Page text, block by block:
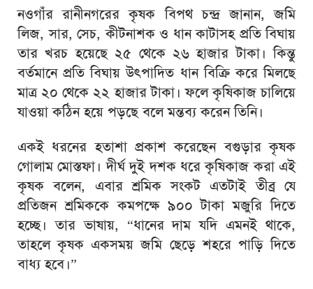
নওগাঁর রানীনগরের কৃষক বিপথ চন্দ্র জানান, জমি
লিজ, সার, সেচ, কীটনাশক ও ধান কাটাসহ প্রতি বিঘায়
তার খরচ হয়েছে ২৫ থেকে ২৬ হাজার টাকা। কিন্তু
বর্তমানে প্রতি বিঘায় উৎপাদিত ধান বিক্রি করে মিলছে
মাত্র ২০ থেকে ২২ হাজার টাকা। ফলে কৃষিকাজ চালিয়ে
যাওয়া কঠিন হয়ে পড়ছে বলে মন্তব্য করেন তিনি।
একই ধরনের হতাশা প্রকাশ করেছেন বগুড়ার কৃষক
গোলাম মোস্তফা। দীর্ঘ দুই দশক ধরে কৃষিকাজ করা এই
কৃষক বলেন, এবার শ্রমিক সংকট এতটাই তীব্র যে
প্রতিজন শ্রমিককে কমপক্ষে ৯০০ টাকা মজুরি দিতে
হচ্ছে। তার ভাষায়, “ধানের দাম যদি এমনই থাকে,
তাহলে কৃষক একসময় জমি ছেড়ে শহরে পাড়ি দিতে
বাধ্য হবে।”